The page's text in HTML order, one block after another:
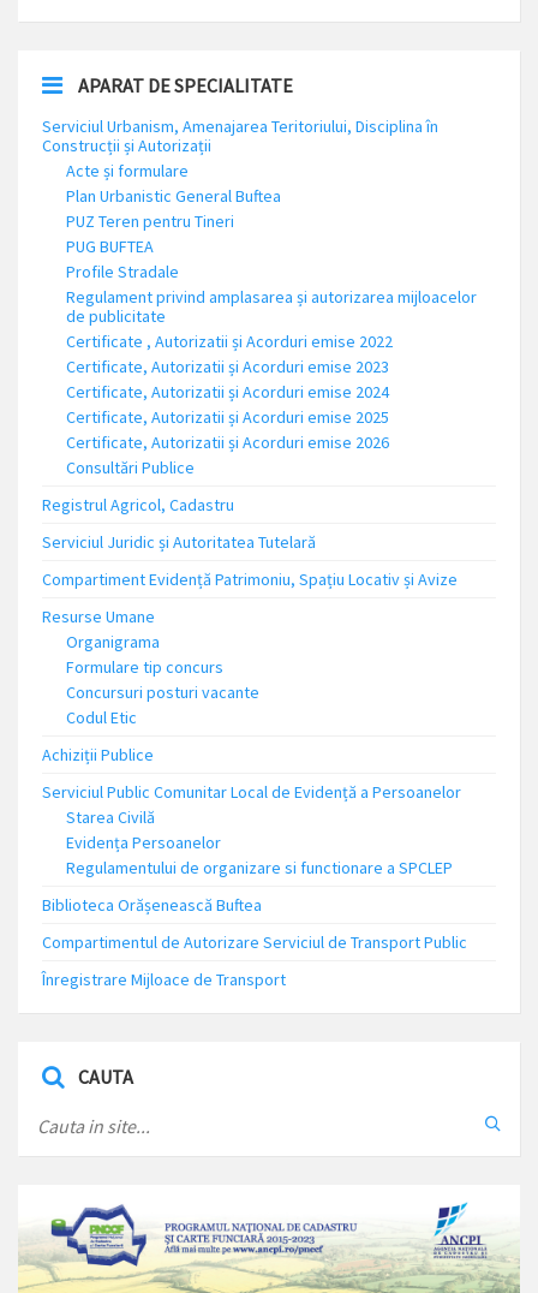
APARAT DE SPECIALITATE
Serviciul Urbanism, Amenajarea Teritoriului, Disciplina în
Construcții și Autorizații
Acte și formulare
Plan Urbanistic General Buftea
PUZ Teren pentru Tineri
PUG BUFTEA
Profile Stradale
Regulament privind amplasarea și autorizarea mijloacelor
de publicitate
Certificate , Autorizatii și Acorduri emise 2022
Certificate, Autorizatii și Acorduri emise 2023
Certificate, Autorizatii și Acorduri emise 2024
Certificate, Autorizatii și Acorduri emise 2025
Certificate, Autorizatii și Acorduri emise 2026
Consultări Publice
Registrul Agricol, Cadastru
Serviciul Juridic și Autoritatea Tutelară
Compartiment Evidență Patrimoniu, Spațiu Locativ și Avize
Resurse Umane
Organigrama
Formulare tip concurs
Concursuri posturi vacante
Codul Etic
Achiziții Publice
Serviciul Public Comunitar Local de Evidență a Persoanelor
Starea Civilă
Evidența Persoanelor
Regulamentului de organizare si functionare a SPCLEP
Biblioteca Orășenească Buftea
Compartimentul de Autorizare Serviciul de Transport Public
Înregistrare Mijloace de Transport
CAUTA